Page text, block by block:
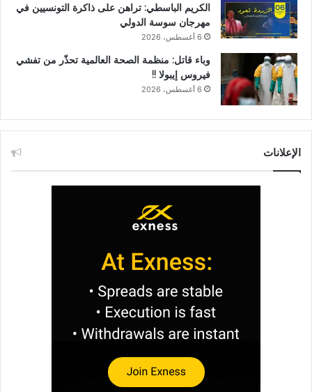
الكريم الباسطي: تراهن على ذاكرة التونسيين في
مهرجان سوسة الدولي
6 أغسطس، 2026
وباء قاتل: منظمة الصحة العالمية تحذّر من تفشي
فيروس إيبولا !!
6 أغسطس، 2026
الإعلانات